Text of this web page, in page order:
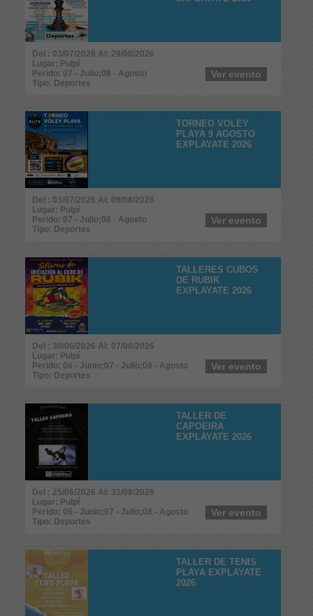
Del : 03/07/2026 Al: 29/08/2026
Lugar: Pulpí
Perido: 07 - Julio;08 - Agosto
Tipo: Deportes
Ver evento
TORNEO VOLEY
PLAYA 9 AGOSTO
EXPLAYATE 2026
Del : 03/07/2026 Al: 09/08/2026
Lugar: Pulpí
Perido: 07 - Julio;08 - Agosto
Tipo: Deportes
Ver evento
TALLERES CUBOS
DE RUBIK
EXPLAYATE 2026
Del : 30/06/2026 Al: 07/08/2026
Lugar: Pulpí
Perido: 06 - Junio;07 - Julio;08 - Agosto
Tipo: Deportes
Ver evento
TALLER DE
CAPOEIRA
EXPLAYATE 2026
Del : 25/06/2026 Al: 31/08/2026
Lugar: Pulpí
Perido: 06 - Junio;07 - Julio;08 - Agosto
Tipo: Deportes
Ver evento
TALLER DE TENIS
PLAYA EXPLAYATE
2026